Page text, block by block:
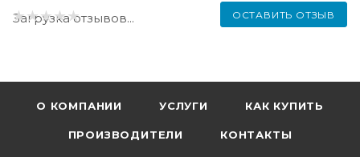
ОСТАВИТЬ ОТЗЫВ
Загрузка отзывов...
О КОМПАНИИ УСЛУГИ КАК КУПИТЬ
ПРОИЗВОДИТЕЛИ КОНТАКТЫ